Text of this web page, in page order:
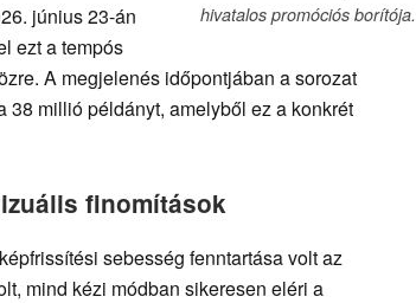
hivatalos promóciós borítója.
június 23-án
ezt a tempós
A megjelenés időpontjában a sorozat
millió példányt, amelyből ez a konkrét
finomítások
sebesség fenntartása volt az
mind kézi módban sikeresen eléri a